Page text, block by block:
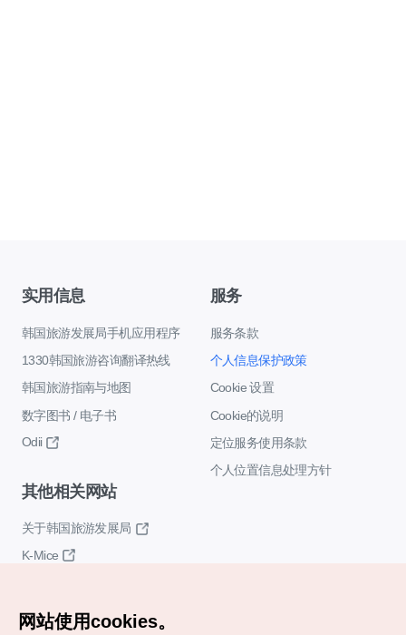
实用信息
韩国旅游发展局手机应用程序
1330韩国旅游咨询翻译热线
韩国旅游指南与地图
数字图书 / 电子书
Odii
服务
服务条款
个人信息保护政策
Cookie 设置
Cookie的说明
定位服务使用条款
个人位置信息处理方针
其他相关网站
关于韩国旅游发展局
K-Mice
网站使用cookies。